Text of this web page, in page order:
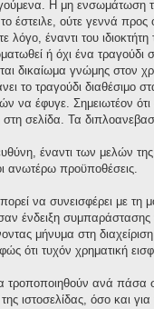
Η μη ενσωμάτωση
έστειλε, ούτε γεννά
λόγο, έναντι του
ή όχι ένα τραγούδι
δικαίωμα γνώμης στον
το τραγούδι διαθέσιμο
να έφυγε. Σημειωτέον ότι
σελίδα. Τα
έναντι των μελών
ανωτέρω προϋποθέσεις.
να συνεισφέρει με
ένδειξη συμπαράστασης
μήνυμα στη
ότι τυχόν χρηματική
τροποποιηθούν ανά πάσα
ιστοσελίδας, όσο και